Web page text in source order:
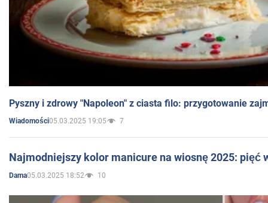
Pyszny i zdrowy "Napoleon" z ciasta filo: przygotowanie
Wiadomości05.03.2025 19:05 7
Najmodniejszy kolor manicure na wiosnę 2025: pięć
Dama05.03.2025 18:52 10